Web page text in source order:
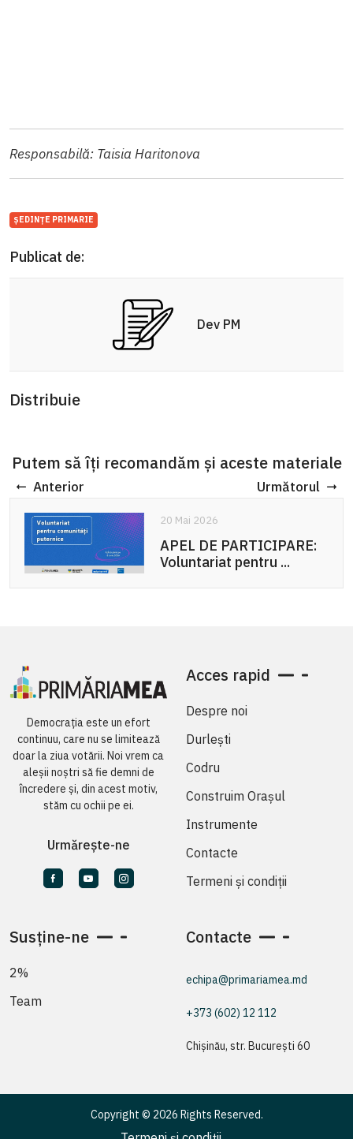
Responsabilă: Taisia Haritonova
ȘEDINȚE PRIMARIE
Publicat de:
Dev PM
Distribuie
Putem să îți recomandăm și aceste materiale
Anterior Următorul
20 Mai 2026
APEL DE PARTICIPARE:
Voluntariat pentru ...
Democrația este un efort
continuu, care nu se limitează
doar la ziua votării. Noi vrem ca
aleșii noștri să fie demni de
încredere și, din acest motiv,
stăm cu ochii pe ei.
Urmărește-ne
Acces rapid
Despre noi
Durlești
Codru
Construim Orașul
Instrumente
Contacte
Termeni și condiții
Susține-ne
2%
Team
Contacte
echipa@primariamea.md
+373 (602) 12 112
Chișinău, str. București 60
Copyright © 2026 Rights Reserved.